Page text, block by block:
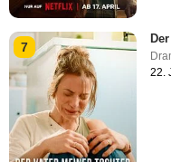
7
22.